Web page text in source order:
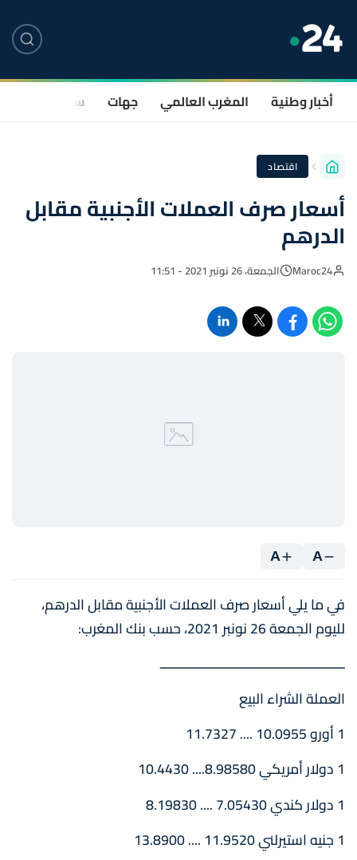
أخبار وطنية المغرب العالمي جهات سياسة
اقتصاد
أسعار صرف العملات الأجنبية مقابل
الدرهم
Maroc24 الجمعة، 26 نونبر 2021 - 11:51
A
A
في ما يلي أسعار صرف العملات الأجنبية مقابل الدرهم،
لليوم الجمعة 26 نونبر 2021، حسب بنك المغرب:
ــــــــــــــــــــــــــــــــــــــــــــــــــــــــــ
العملة الشراء البيع
1 أورو 10.0955 .... 11.7327
1 دولار أمريكي 8.98580.... 10.4430
1 دولار كندي 7.05430 .... 8.19830
1 جنيه استيرلني 11.9520 .... 13.8900